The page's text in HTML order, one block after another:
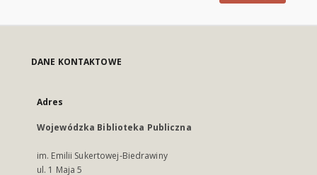
DANE KONTAKTOWE
Adres
Wojewódzka Biblioteka Publiczna
im. Emilii Sukertowej-Biedrawiny
ul. 1 Maja 5